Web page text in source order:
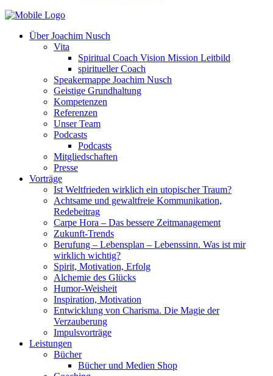
Über Joachim Nusch
Vita
Spiritual Coach Vision Mission Leitbild
spiritueller Coach
Speakermappe Joachim Nusch
Geistige Grundhaltung
Kompetenzen
Referenzen
Unser Team
Podcasts
Podcasts
Mitgliedschaften
Presse
Vorträge
Ist Weltfrieden wirklich ein utopischer Traum?
Achtsame und gewaltfreie Kommunikation,
Redebeitrag
Carpe Hora – Das bessere Zeitmanagement
Zukunft-Trends
Berufung – Lebensplan – Lebenssinn. Was ist mir
wirklich wichtig?
Spirit, Motivation, Erfolg
Alchemie des Glücks
Humor-Weisheit
Inspiration, Motivation
Entwicklung von Charisma. Die Magie der
Verzauberung
Impulsvorträge
Leistungen
Bücher
Bücher und Medien Shop